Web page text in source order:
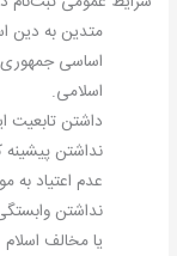
متدین به دین
اساسی جمهوری
اسلامی.
داشتن تابعیت
نداشتن
عدم اعتیاد به
نداشتن
یا مخالف اسلام